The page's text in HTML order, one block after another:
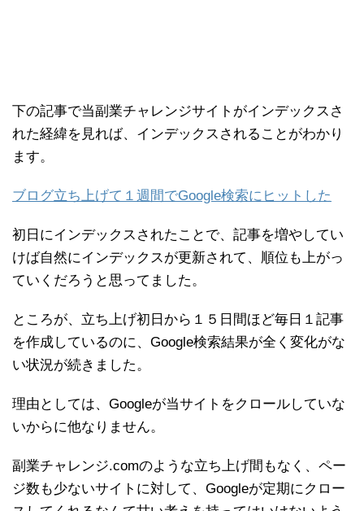
下の記事で当副業チャレンジサイトがインデックスさ
れた経緯を見れば、インデックスされることがわかり
ます。
ブログ立ち上げて１週間でGoogle検索にヒットした
初日にインデックスされたことで、記事を増やしてい
けば自然にインデックスが更新されて、順位も上がっ
ていくだろうと思ってました。
ところが、立ち上げ初日から１５日間ほど毎日１記事
を作成しているのに、Google検索結果が全く変化がな
い状況が続きました。
理由としては、Googleが当サイトをクロールしていな
いからに他なりません。
副業チャレンジ.comのような立ち上げ間もなく、ペー
ジ数も少ないサイトに対して、Googleが定期にクロー